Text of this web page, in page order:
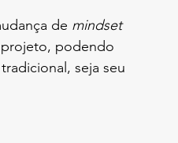
de mindset
podendo
seja seu